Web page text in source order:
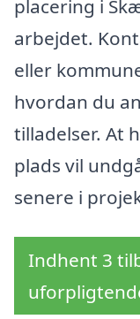
placering i
arbejdet.
eller
hvordan du
tilladelser. At
plads vil
senere i
Indhent 3